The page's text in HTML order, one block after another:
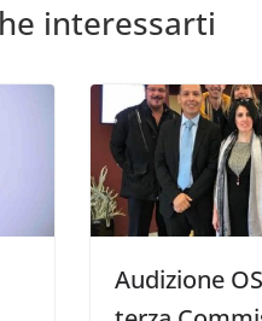
interessarti
Audizione